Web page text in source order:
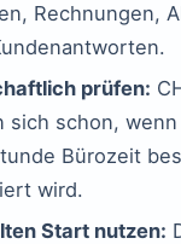
Rechnungen,
prüfen:
sich schon,
Bürozeit
wird.
Start nutzen: